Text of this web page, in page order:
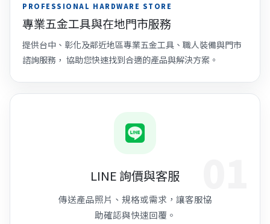
PROFESSIONAL HARDWARE STORE
專業五金工具與在地門市服務
提供台中、彰化及鄰近地區專業五金工具、職人裝備與門市
諮詢服務， 協助您快速找到合適的產品與解決方案。
LINE 詢價與客服
傳送產品照片、規格或需求，讓客服協
助確認與快速回覆。